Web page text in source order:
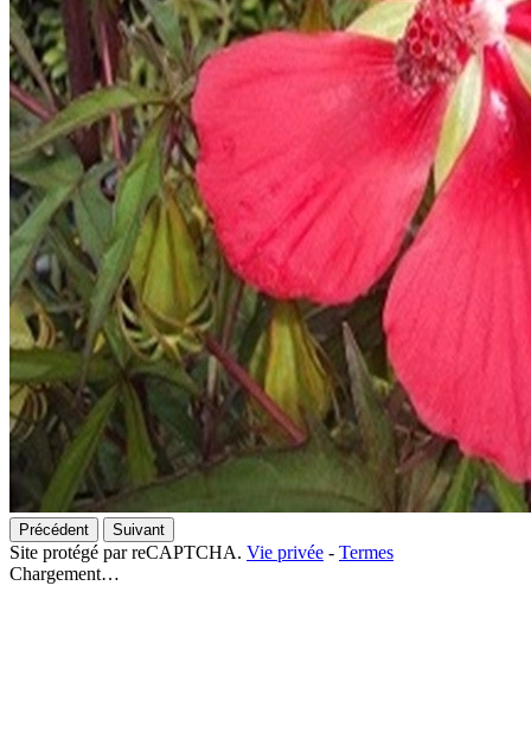
Précédent Suivant
Site protégé par reCAPTCHA. Vie privée - Termes
Chargement…